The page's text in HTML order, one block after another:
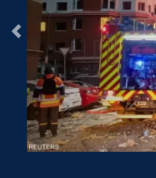
التالى
نتنياهو يرفض الانسحاب من
أمريكية